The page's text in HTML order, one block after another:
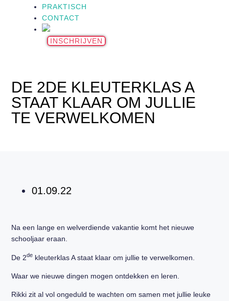
PRAKTISCH
CONTACT
INSCHRIJVEN
DE 2DE KLEUTERKLAS A
STAAT KLAAR OM JULLIE
TE VERWELKOMEN
01.09.22
Na een lange en welverdiende vakantie komt het nieuwe
schooljaar eraan.
De 2de kleuterklas A staat klaar om jullie te verwelkomen.
Waar we nieuwe dingen mogen ontdekken en leren.
Rikki zit al vol ongeduld te wachten om samen met jullie leuke